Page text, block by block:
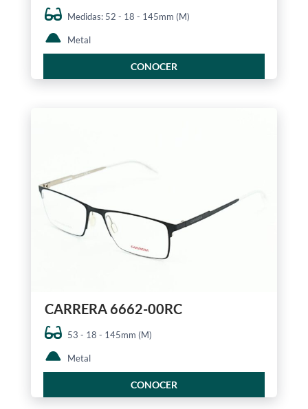
Medidas: 52 - 18 - 145mm (M)
Metal
CONOCER
CARRERA 6662-00RC
53 - 18 - 145mm (M)
Metal
CONOCER